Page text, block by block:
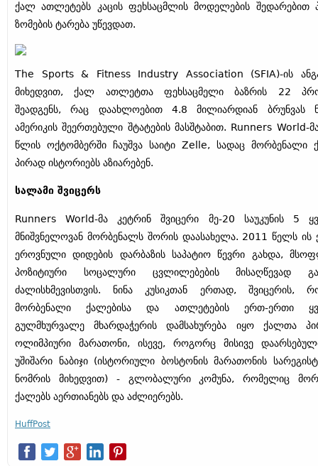
ქალ ათლეტებს კაცის ფეხსაცმლის მოდელების შედარებით
ზომების ტარება უწევდათ.
The Sports & Fitness Industry Association (SFIA)-ის
მიხედვით, ქალ ათლეტთა ფეხსაცმელი ბაზრის 22
შეადგენს, რაც დაახლოებით 4.8 მილიარდიან ბრუნვას
ამერიკის შეერთებული შტატების მასშტაბით. Runners World-
წლის ოქტომბერში ჩაუშვა საიტი Zelle, სადაც მორბენალი
პირად ისტორიებს აზიარებენ.
სალამი შვიცერს
Runners World-მა კეტრინ შვიცერი მე-20 საუკუნის 5
მნიშვნელოვან მორბენალს შორის დაასახელა. 2011 წელს ის
ეროვნული დიდების დარბაზის საპატიო წევრი გახდა,
პოზიტიური სოცალური ცვლილებების მისაღწევად
ძალისხმევისთვის. ნინა კუსიკთან ერთად, შვიცერის,
მორბენალი ქალებისა და ათლეტების ერთ-ერთი
გულმხურვალე მხარდაჭერის დამსახურება იყო ქალთა
ოლიმპიური მარათონი, ისევე, როგორც მისივე
უშიშარი ნაბიჯი (ისტორიული ბოსტონის მარათონის
ნომრის მიხედვით) - გლობალური კომუნა, რომელიც
ქალებს აერთიანებს და აძლიერებს.
HuffPost